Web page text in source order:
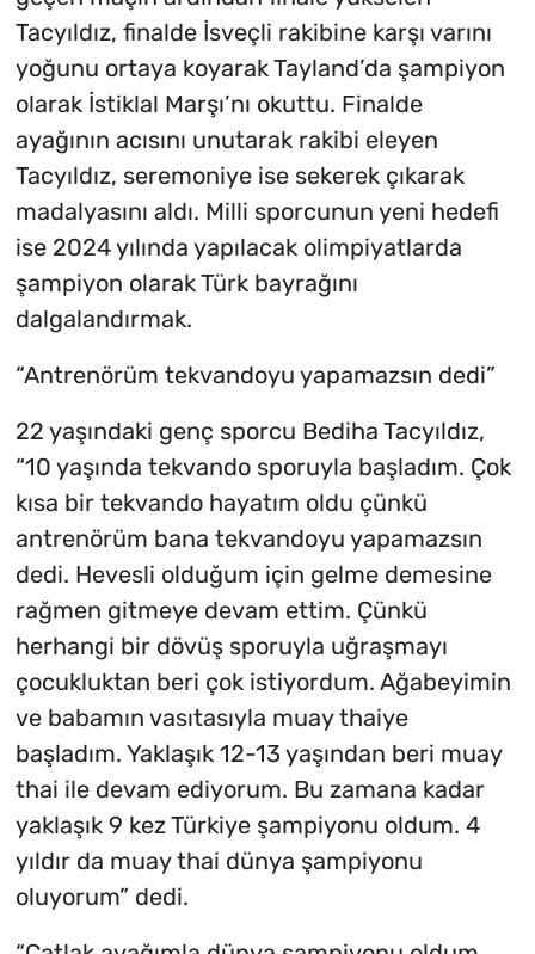
Tacyıldız, finalde İsveçli rakibine karşı varını
yoğunu ortaya koyarak Tayland’da şampiyon
olarak İstiklal Marşı’nı okuttu. Finalde
ayağının acısını unutarak rakibi eleyen
Tacyıldız, seremoniye ise sekerek çıkarak
madalyasını aldı. Milli sporcunun yeni hedefi
ise 2024 yılında yapılacak olimpiyatlarda
şampiyon olarak Türk bayrağını
dalgalandırmak.
“Antrenörüm tekvandoyu yapamazsın dedi”
22 yaşındaki genç sporcu Bediha Tacyıldız,
“10 yaşında tekvando sporuyla başladım. Çok
kısa bir tekvando hayatım oldu çünkü
antrenörüm bana tekvandoyu yapamazsın
dedi. Hevesli olduğum için gelme demesine
rağmen gitmeye devam ettim. Çünkü
herhangi bir dövüş sporuyla uğraşmayı
çocukluktan beri çok istiyordum. Ağabeyimin
ve babamın vasıtasıyla muay thaiye
başladım. Yaklaşık 12-13 yaşından beri muay
thai ile devam ediyorum. Bu zamana kadar
yaklaşık 9 kez Türkiye şampiyonu oldum. 4
yıldır da muay thai dünya şampiyonu
oluyorum” dedi.